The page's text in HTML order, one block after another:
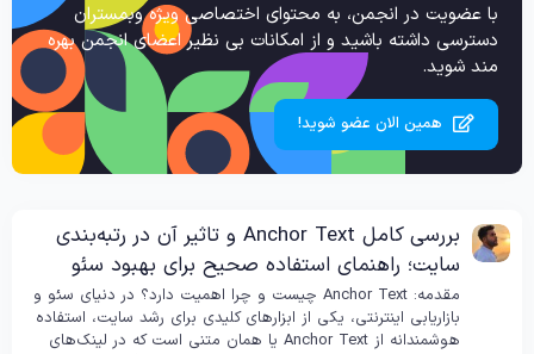
با عضویت در انجمن، به محتوای اختصاصی ویژه وبمستران
دسترسی داشته باشید و از امکانات بی نظیر اعضای انجمن بهره
مند شوید.
همین الان عضو شوید!
بررسی کامل Anchor Text و تاثیر آن در رتبه‌بندی
سایت؛ راهنمای استفاده صحیح برای بهبود سئو
مقدمه: Anchor Text چیست و چرا اهمیت دارد؟ در دنیای سئو و
بازاریابی اینترنتی، یکی از ابزارهای کلیدی برای رشد سایت، استفاده
هوشمندانه از Anchor Text یا همان متنی است که در لینک‌های